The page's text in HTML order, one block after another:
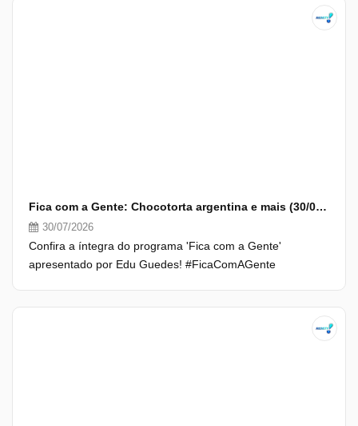
Fica com a Gente: Chocotorta argentina e mais (30/07/26) | Completo
30/07/2026
Confira a íntegra do programa 'Fica com a Gente'
apresentado por Edu Guedes! #FicaComAGente